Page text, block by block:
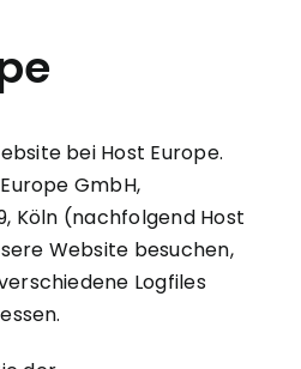
bei Host Europe.
GmbH,
Köln (nachfolgend Host
Website besuchen,
Logfiles